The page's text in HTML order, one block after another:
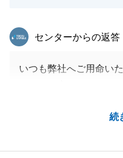
続
東急リバブル
センターからの返答
いつも弊社へご用命い
今後とも私どもでお役
お気軽にお申しつけくだ